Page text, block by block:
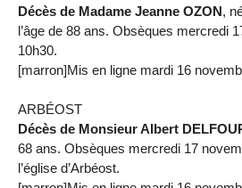
Décès de Madame Jeanne OZON,
l’âge de 88 ans. Obsèques mercredi
10h30.
[marron]Mis en ligne mardi 16
ARBÉOST
Décès de Monsieur Albert
68 ans. Obsèques mercredi 17
l’église d’Arbéost.